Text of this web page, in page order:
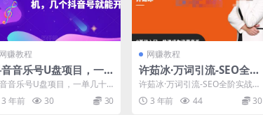
网赚教程
音乐号U盘项目，一
十利润，无需投入太
，一台手机，几个抖音
能开始
音乐号U盘项目，一单几十
，无需投入太多，一台手
几个抖音号就能开始 抖...
3 年前 30 30
网赚教程
许茹冰·万词引流-SEO全阶
实战训练营，0基础入门，
快速成为流量高手
许茹冰·万词引流-SEO全阶实战训
练营，0基础入门，快速成为流量
高手 课程介绍：...
3 年前 44 30